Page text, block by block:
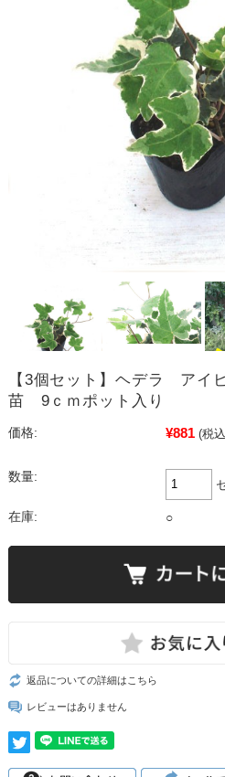
【3個セット】ヘデラ ア
苗 9ｃｍポット入り
価格: ¥881 (税
数量:
在庫: ○
返品についての詳細はこちら
レビューはありません